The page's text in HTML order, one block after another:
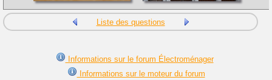
Liste des questions
Informations sur le forum Électroménager
Informations sur le moteur du forum